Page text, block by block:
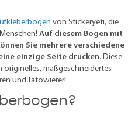
von Stickeryeti, die
Auf diesem Bogen mit
Sie mehrere verschiedene
einzige Seite drucken. Diese
maßgeschneidertes
und Tätowierer!